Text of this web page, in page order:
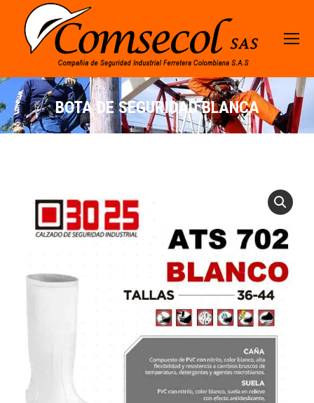
BOTA DE SEGURIDAD BLANCA